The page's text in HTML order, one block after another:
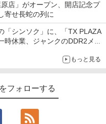
店」がオープン、開店記念プ
寄せ長蛇の列に
「シンソク」に、「TX PLAZA
休業、ジャンクのDDR2メモ
もっと見る
フォローする